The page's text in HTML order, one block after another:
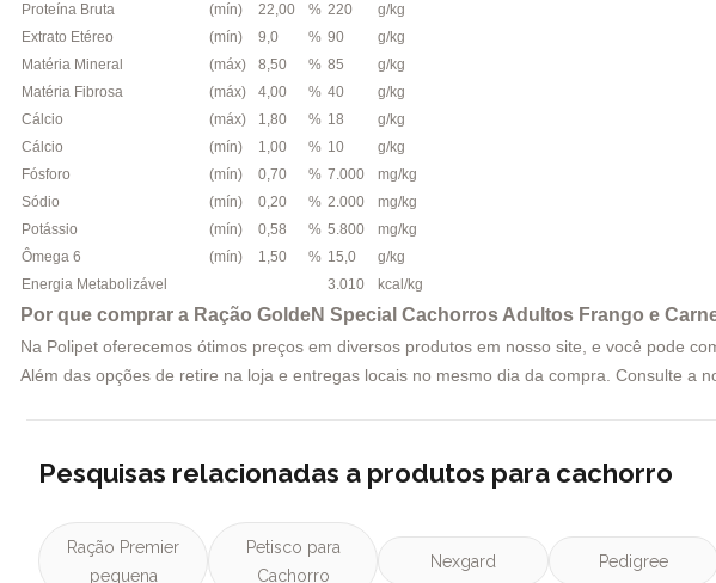
Proteína Bruta
(mín) 22,00 % 220
g/kg
Extrato Etéreo
(mín) 9,0 % 90
g/kg
Matéria Mineral
(máx) 8,50 % 85
g/kg
Matéria Fibrosa
(máx) 4,00 % 40
g/kg
Cálcio
(máx) 1,80 % 18
g/kg
Cálcio
(mín) 1,00 % 10
g/kg
Fósforo
(mín) 0,70 % 7.000
mg/kg
Sódio
(mín) 0,20 % 2.000
mg/kg
Potássio
(mín) 0,58 % 5.800
mg/kg
Ômega 6
(mín) 1,50 % 15,0
g/kg
Energia Metabolizável
3.010 kcal/kg
Por que comprar a Ração GoldeN Special Cachorros Adultos Frango e
Na Polipet oferecemos ótimos preços em diversos produtos em nosso site, e você pode
Além das opções de retire na loja e entregas locais no mesmo dia da compra. Consulte a
Pesquisas relacionadas a produtos para cachorro
Ração Premier
pequena
Petisco para
Cachorro
Nexgard Pedigree